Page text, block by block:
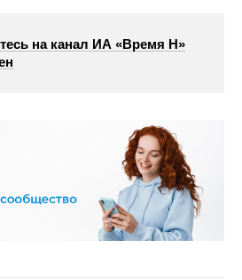
на канал ИА «Время Н»